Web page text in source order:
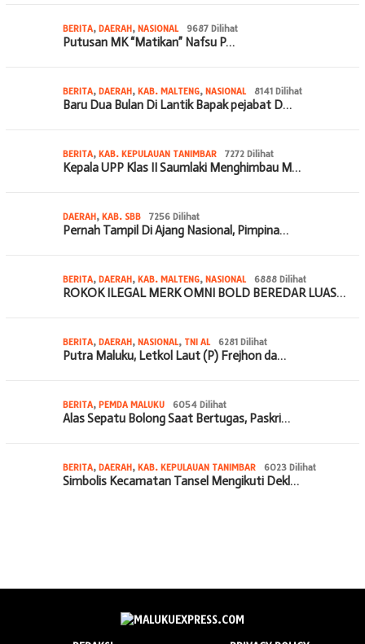
BERITA, DAERAH, NASIONAL 9687 Dilihat
Putusan MK “Matikan” Nafsu P…
BERITA, DAERAH, KAB. MALTENG, NASIONAL 8141 Dilihat
Baru Dua Bulan Di Lantik Bapak pejabat D…
BERITA, KAB. KEPULAUAN TANIMBAR 7272 Dilihat
Kepala UPP Klas II Saumlaki Menghimbau M…
DAERAH, KAB. SBB 7256 Dilihat
Pernah Tampil Di Ajang Nasional, Pimpina…
BERITA, DAERAH, KAB. MALTENG, NASIONAL 6888 Dilihat
ROKOK ILEGAL MERK OMNI BOLD BEREDAR LUAS…
BERITA, DAERAH, NASIONAL, TNI AL 6281 Dilihat
Putra Maluku, Letkol Laut (P) Frejhon da…
BERITA, PEMDA MALUKU 6054 Dilihat
Alas Sepatu Bolong Saat Bertugas, Paskri…
BERITA, DAERAH, KAB. KEPULAUAN TANIMBAR 6023 Dilihat
Simbolis Kecamatan Tansel Mengikuti Dekl…